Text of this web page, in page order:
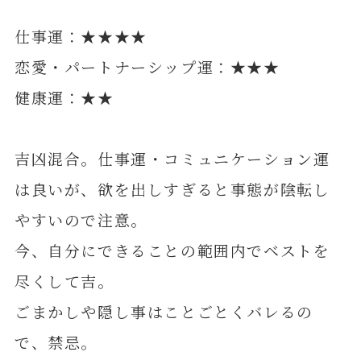
仕事運：★★★★
恋愛・パートナーシップ運：★★★
健康運：★★
吉凶混合。仕事運・コミュニケーション運
は良いが、欲を出しすぎると事態が陰転し
やすいので注意。
今、自分にできることの範囲内でベストを
尽くして吉。
ごまかしや隠し事はことごとくバレるの
で、禁忌。